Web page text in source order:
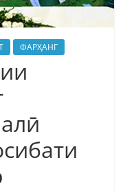
ФАРҲАНГ